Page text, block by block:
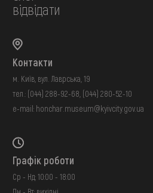
відвідати
Контакти
м. Київ, вул. Лаврська, 19
тел.: (044) 288-92-68 (044) 280-52-10
e-mail: honchar.museum@kyivcity.gov.ua
Графік роботи
Ср - Нд: 10:00 - 18:00